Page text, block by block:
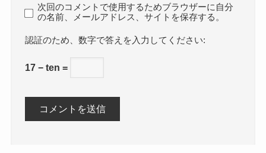
次回のコメントで使用するためブラウザーに自分
の名前、メールアドレス、サイトを保存する。
数字で答えを入力してください:
17 − ten =